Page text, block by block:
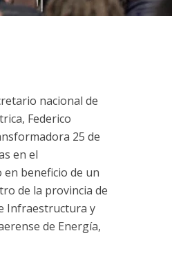
nacional de
Federico
25 de
en el
en beneficio de un
de la provincia de
Infraestructura y
de Energía,